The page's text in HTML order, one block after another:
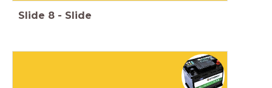
Slide 8 - Slide